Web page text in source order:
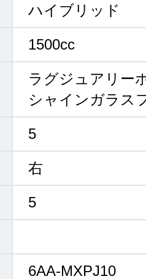
ハイブリッド
1500cc
ラグジュアリー
シャインガラス
5
右
5
6AA-MXPJ10